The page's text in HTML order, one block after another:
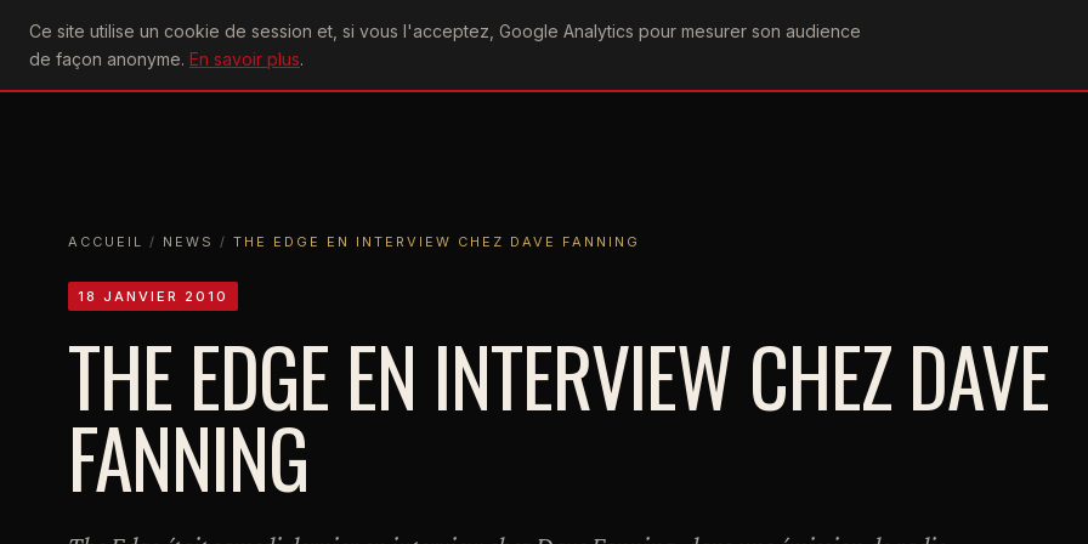
Ce site utilise un cookie de session et, si vous l'acceptez, Google Analytics pour mesurer son audience
de façon anonyme. En savoir plus.
U2achtung
ACCUEIL
ACTU CONCERTS DISCOGRAPHIEPAROLESVIDÉOGRAPHIEFORUMS
ACCUEIL / NEWS / THE EDGE EN INTERVIEW CHEZ DAVE FANNING
18 JANVIER 2010
THE EDGE EN INTERVIEW CHEZ DAVE
FANNING